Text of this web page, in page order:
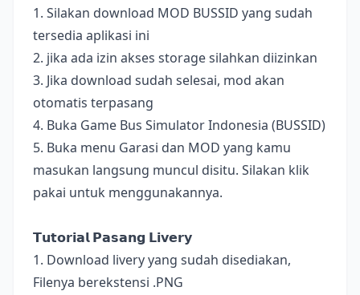
1. Silakan download MOD BUSSID yang sudah
tersedia aplikasi ini
2. jika ada izin akses storage silahkan diizinkan
3. Jika download sudah selesai, mod akan
otomatis terpasang
4. Buka Game Bus Simulator Indonesia (BUSSID)
5. Buka menu Garasi dan MOD yang kamu
masukan langsung muncul disitu. Silakan klik
pakai untuk menggunakannya.
𝗧𝘂𝘁𝗼𝗿𝗶𝗮𝗹 𝗣𝗮𝘀𝗮𝗻𝗴 𝗟𝗶𝘃𝗲𝗿𝘆
1. Download livery yang sudah disediakan,
Filenya berekstensi .PNG